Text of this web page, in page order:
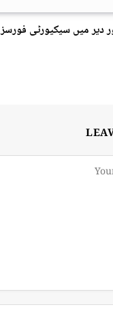
دیر میں سیکیورٹی